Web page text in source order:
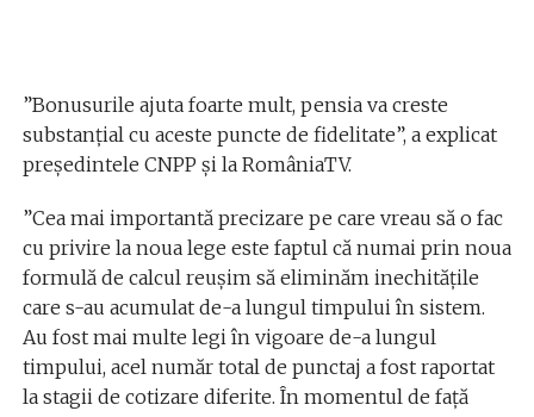
”Bonusurile ajuta foarte mult, pensia va creste
substanțial cu aceste puncte de fidelitate”, a explicat
președintele CNPP și la RomâniaTV.
”Cea mai importantă precizare pe care vreau să o fac
cu privire la noua lege este faptul că numai prin noua
formulă de calcul reușim să eliminăm inechitățile
care s-au acumulat de-a lungul timpului în sistem.
Au fost mai multe legi în vigoare de-a lungul
timpului, acel număr total de punctaj a fost raportat
la stagii de cotizare diferite. În momentul de față